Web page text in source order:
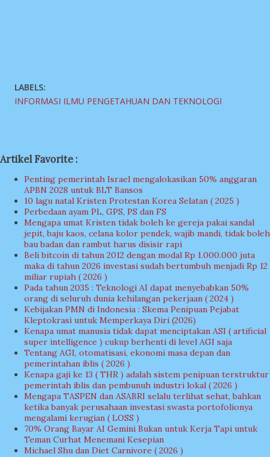
LABELS:
INFORMASI ILMU PENGETAHUAN DAN TEKNOLOGI
Artikel Favorite :
Penting pemerintah Israel mengalokasikan 50% anggaran
APBN 2028 untuk BLT Bansos
10 lagu natal Kristen Protestan Korea Selatan ( 2025 )
Perbedaan ayam PL, GPS, PS dan FS
Mengapa umat Kristen tidak boleh ke gereja pakai sandal
jepit, baju kaos, celana kolor pendek, wajib mandi, tidak boleh
bau badan dan rambut harus disisir rapi
Beli bitcoin di tahun 2012 dengan modal Rp 1.000.000 juta
maka di tahun 2026 investasi sudah bertumbuh menjadi Rp 12
miliar rupiah ( 2026 )
Pada tahun 2035 : Teknologi AI dapat menyebabkan 50%
orang di seluruh dunia kehilangan pekerjaan ( 2024 )
Kebijakan PMN di Indonesia : Skema Penipuan Pejabat
Kleptokrasi untuk Memperkaya Diri (2026)
Kenapa umat manusia tidak dapat menciptakan ASI ( artificial
super intelligence ) cukup berhenti di level AGI saja
Tentang AGI, otomatisasi, ekonomi masa depan dan
pemerintahan iblis ( 2026 )
Kenapa gaji ke 13 ( THR ) adalah sistem penipuan terstruktur
pemerintah iblis dan pembunuh industri lokal ( 2026 )
Mengapa TASPEN dan ASABRI selalu terlihat sehat, bahkan
ketika banyak perusahaan investasi swasta portofolionya
mengalami kerugian ( LOSS )
70% Orang Bayar AI Gemini Bukan untuk Kerja Tapi untuk
Teman Curhat Menemani Kesepian
Michael Shu dan Diet Carnivore ( 2026 )